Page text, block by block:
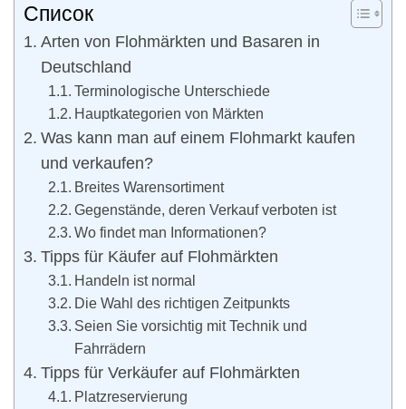
Список
Arten von Flohmärkten und Basaren in
Deutschland
Terminologische Unterschiede
Hauptkategorien von Märkten
Was kann man auf einem Flohmarkt kaufen
und verkaufen?
Breites Warensortiment
Gegenstände, deren Verkauf verboten ist
Wo findet man Informationen?
Tipps für Käufer auf Flohmärkten
Handeln ist normal
Die Wahl des richtigen Zeitpunkts
Seien Sie vorsichtig mit Technik und
Fahrrädern
Tipps für Verkäufer auf Flohmärkten
Platzreservierung